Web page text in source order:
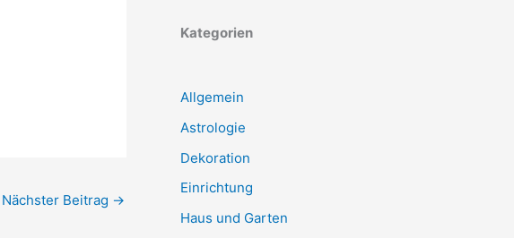
Nächster Beitrag →
Kategorien
Allgemein
Astrologie
Dekoration
Einrichtung
Haus und Garten